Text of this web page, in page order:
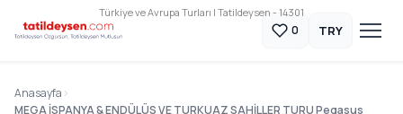
Türkiye ve Avrupa Turları | Tatildeysen - 14301
0 TRY
Anasayfa
MEGA İSPANYA & ENDÜLÜS VE TURKUAZ SAHİLLER TURU Pegasus